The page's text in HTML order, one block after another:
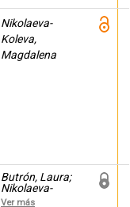
Giorgina;
Ragni, Lorella;
Zucchi, Sara;
Ferrer-Montiel,
Antonio;
Devesa Giner,
Nikolaeva-
Koleva,
Magdalena
Butrón, Laura;
Nikolaeva-
Koleva,
Ver más